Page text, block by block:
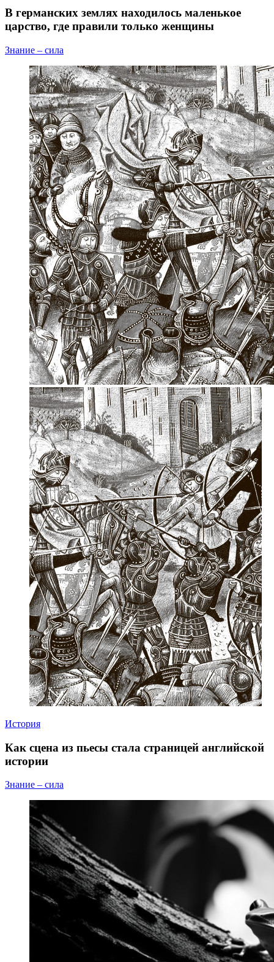
В германских землях находилось маленькое
царство, где правили только женщины
Знание – сила
История
Как сцена из пьесы стала страницей английской
истории
Знание – сила